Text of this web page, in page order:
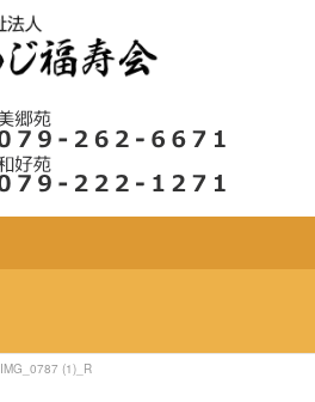
IMG_0787 (1)_R